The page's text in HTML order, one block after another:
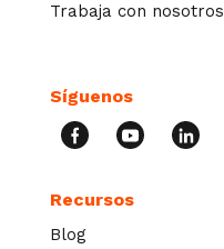
Trabaja con nosotros
Síguenos
Recursos
Blog